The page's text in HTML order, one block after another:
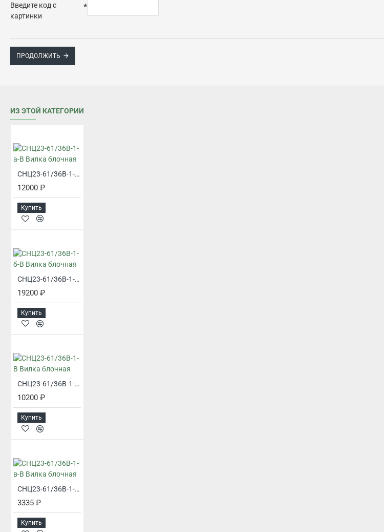
Введите код с
картинки
ПРОДОЛЖИТЬ
ИЗ ЭТОЙ КАТЕГОРИИ
СНЦ23-61/36В-1-а-В Вилка блочная
12000 ₽
Купить
СНЦ23-61/36В-1-б-В Вилка блочная
19200 ₽
Купить
СНЦ23-61/36В-1-В Вилка блочная
10200 ₽
Купить
СНЦ23-61/36В-1-в-В Вилка блочная
3335 ₽
Купить